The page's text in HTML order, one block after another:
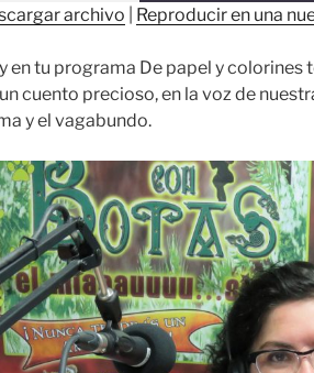
FEED RSS
ENLACE
INCRUST
archivo Reproducir en una
en tu programa De papel y colorines
cuento precioso, en la voz de
y el vagabundo.